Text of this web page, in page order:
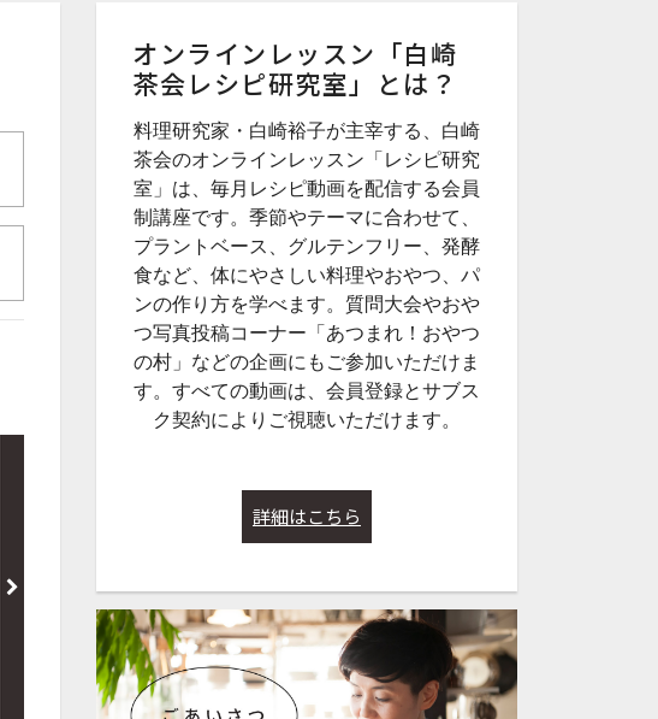
Lesson#244【香りがすご
い！レモン蒸しパン＆チョ
コレモン蒸しパン（Gluten-
free）】2026年2月7日配信
Lesson#242【ヘラ１本でま
ぜるだけ！地粉のまぜまぜ
パン】2026年1月17日配信
サブスク
オンラインレッスン「白崎
茶会レシピ研究室」とは？
料理研究家・白崎裕子が主宰する、白崎
茶会のオンラインレッスン「レシピ研究
室」は、毎月レシピ動画を配信する会員
制講座です。季節やテーマに合わせて、
プラントベース、グルテンフリー、発酵
食など、体にやさしい料理やおやつ、パ
ンの作り方を学べます。質問大会やおや
つ写真投稿コーナー「あつまれ！おやつ
の村」などの企画にもご参加いただけま
す。すべての動画は、会員登録とサブス
ク契約によりご視聴いただけます。
詳細はこちら